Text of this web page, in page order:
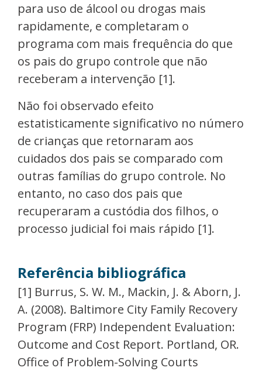
para uso de álcool ou drogas mais
rapidamente, e completaram o
programa com mais frequência do que
os pais do grupo controle que não
receberam a intervenção [1].
Não foi observado efeito
estatisticamente significativo no número
de crianças que retornaram aos
cuidados dos pais se comparado com
outras famílias do grupo controle. No
entanto, no caso dos pais que
recuperaram a custódia dos filhos, o
processo judicial foi mais rápido [1].
Referência bibliográfica
[1] Burrus, S. W. M., Mackin, J. & Aborn, J.
A. (2008). Baltimore City Family Recovery
Program (FRP) Independent Evaluation:
Outcome and Cost Report. Portland, OR.
Office of Problem-Solving Courts